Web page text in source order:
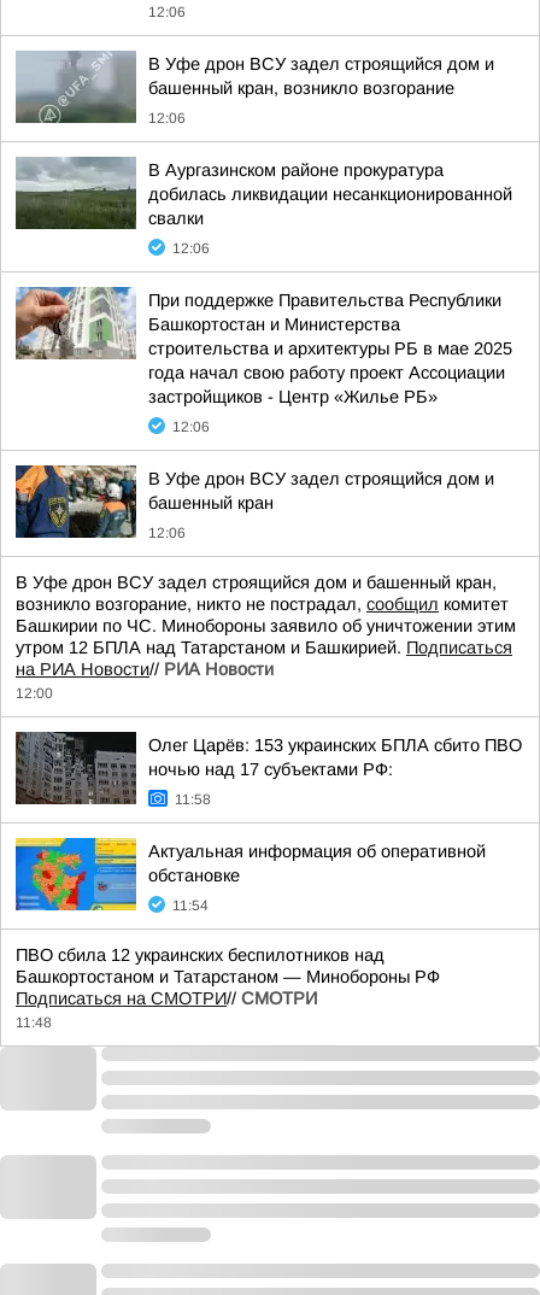
12:06
В Уфе дрон ВСУ задел строящийся дом и
башенный кран, возникло возгорание
12:06
В Аургазинском районе прокуратура
добилась ликвидации несанкционированной
свалки
12:06
При поддержке Правительства Республики
Башкортостан и Министерства
строительства и архитектуры РБ в мае 2025
года начал свою работу проект Ассоциации
застройщиков - Центр «Жилье РБ»
12:06
В Уфе дрон ВСУ задел строящийся дом и
башенный кран
12:06
В Уфе дрон ВСУ задел строящийся дом и башенный кран,
возникло возгорание, никто не пострадал, сообщил комитет
Башкирии по ЧС. Минобороны заявило об уничтожении этим
утром 12 БПЛА над Татарстаном и Башкирией. Подписаться
на РИА Новости// РИА Новости
12:00
Олег Царёв: 153 украинских БПЛА сбито ПВО
ночью над 17 субъектами РФ:
11:58
Актуальная информация об оперативной
обстановке
11:54
ПВО сбила 12 украинских беспилотников над
Башкортостаном и Татарстаном — Минобороны РФ
Подписаться на СМОТРИ// СМОТРИ
11:48